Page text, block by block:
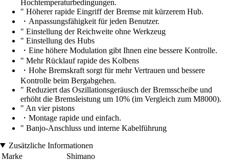
Hochtemperaturbedingungen.
" Höherer rapide Eingriff der Bremse mit kürzerem Hub.
・Anpassungsfähigkeit für jeden Benutzer.
" Einstellung der Reichweite ohne Werkzeug
" Einstellung des Hubs
・Eine höhere Modulation gibt Ihnen eine bessere Kontrolle.
" Mehr Rücklauf rapide des Kolbens
・Hohe Bremskraft sorgt für mehr Vertrauen und bessere
Kontrolle beim Bergabgehen.
" Reduziert das Oszillationsgeräusch der Bremsscheibe und
erhöht die Bremsleistung um 10% (im Vergleich zum M8000).
" An vier pistons
・Montage rapide und einfach.
" Banjo-Anschluss und interne Kabelführung
Zusätzliche Informationen
Marke
Shimano